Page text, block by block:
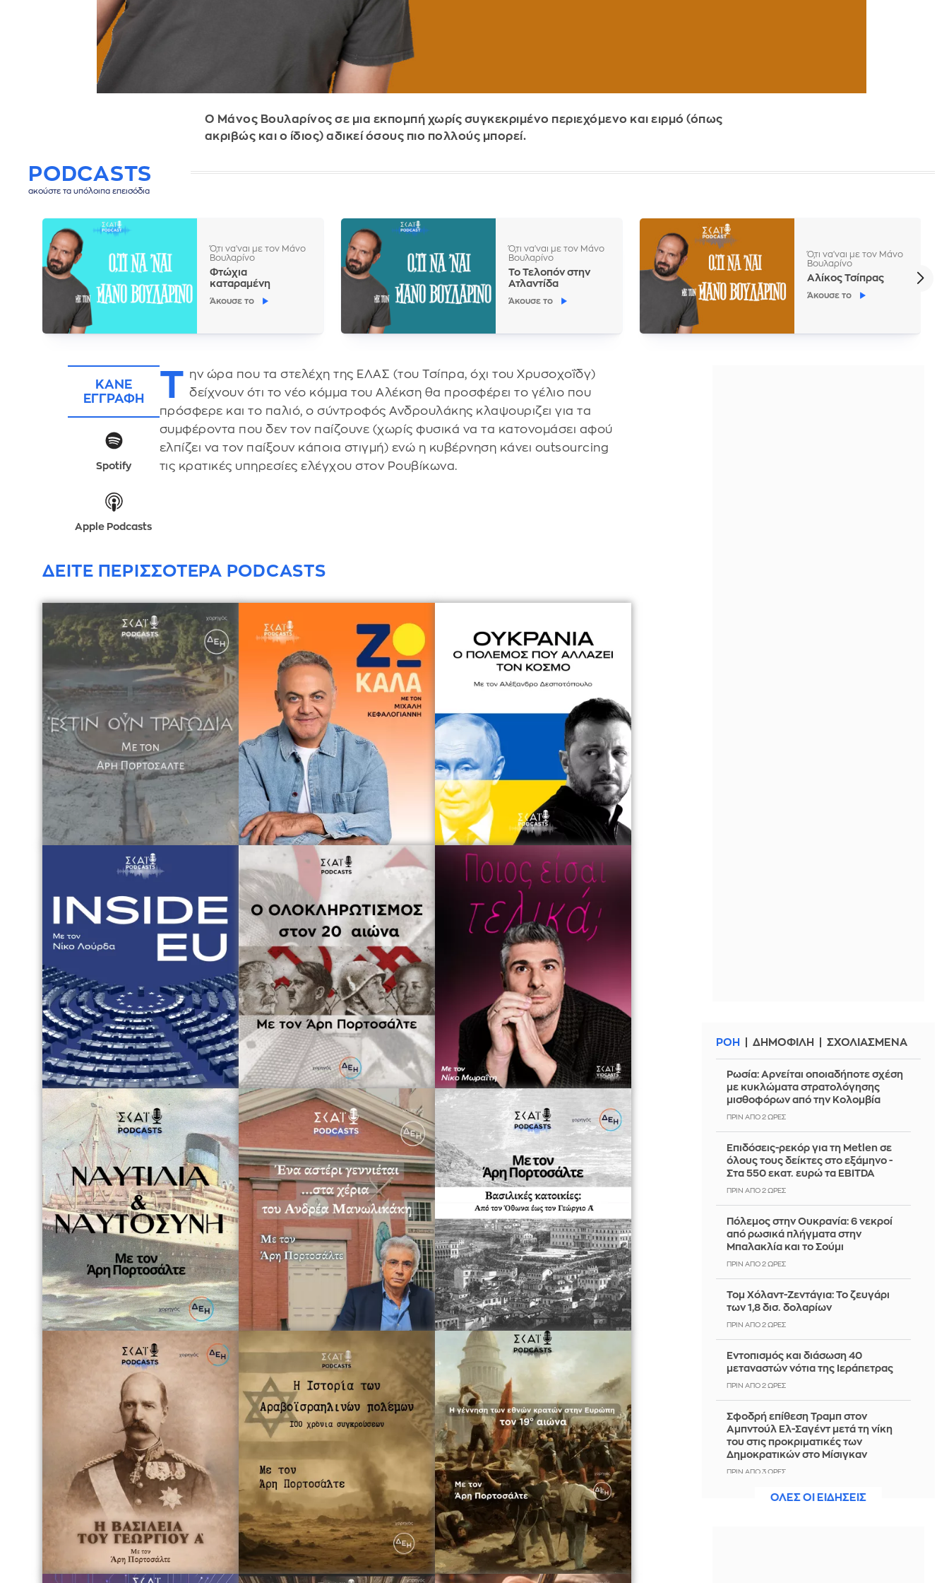
Ο Μάνος Βουλαρίνος σε μια εκπομπή χωρίς συγκεκριμένο περιεχόμενο και ειρμό (όπως
ακριβώς και ο ίδιος) αδικεί όσους πιο πολλούς μπορεί.
PODCASTS
ακούστε τα υπόλοιπα επεισόδια
Ό,τι να'ναι με τον Μάνο
Βουλαρίνο
Φτώχια
καταραμένη
Άκουσε το
Ό,τι να'ναι με τον Μάνο
Βουλαρίνο
Το Τελοπόν στην
Ατλαντίδα
Άκουσε το
Ό,τι να'ναι με τον Μάνο
Βουλαρίνο
Αλίκος Τσίπρας
Άκουσε το
ΚΑΝΕ
ΕΓΓΡΑΦΗ
Spotify
Apple Podcasts
Τ ην ώρα που τα στελέχη της ΕΛΑΣ (του Τσίπρα, όχι του Χρυσοχοΐδγ)
δείχνουν ότι το νέο κόμμα του Αλέκση θα προσφέρει το γέλιο που
πρόσφερε και το παλιό, ο σύντροφός Ανδρουλάκης κλαψουριζει για τα
συμφέροντα που δεν τον παίζουνε (χωρίς φυσικά να τα κατονομάσει αφού
ελπίζει να τον παίξουν κάποια στιγμή) ενώ η κυβέρνηση κάνει outsourcing
τις κρατικές υπηρεσίες ελέγχου στον Ρουβίκωνα.
ΔΕΙΤΕ ΠΕΡΙΣΣΟΤΕΡΑ PODCASTS
ΡΟΗ ΔΗΜΟΦΙΛΗ ΣΧΟΛΙΑΣΜΕΝΑ
Ρωσία: Αρνείται οποιαδήποτε σχέση
με κυκλώματα στρατολόγησης
μισθοφόρων από την Κολομβία
ΠΡΙΝ ΑΠΌ 2 ΏΡΕΣ
Επιδόσεις-ρεκόρ για τη Metlen σε
όλους τους δείκτες στο εξάμηνο -
Στα 550 εκατ. ευρώ τα EBITDA
ΠΡΙΝ ΑΠΌ 2 ΏΡΕΣ
Πόλεμος στην Ουκρανία: 6 νεκροί
από ρωσικά πλήγματα στην
Μπαλακλία και το Σούμι
ΠΡΙΝ ΑΠΌ 2 ΏΡΕΣ
Τομ Χόλαντ-Ζεντάγια: Το ζευγάρι
των 1,8 δισ. δολαρίων
ΠΡΙΝ ΑΠΌ 2 ΏΡΕΣ
Εντοπισμός και διάσωση 40
μεταναστών νότια της Ιεράπετρας
ΠΡΙΝ ΑΠΌ 2 ΏΡΕΣ
Σφοδρή επίθεση Τραμπ στον
Αμπντούλ Ελ-Σαγέντ μετά τη νίκη
του στις προκριματικές των
Δημοκρατικών στο Μίσιγκαν
ΠΡΙΝ ΑΠΌ 3 ΏΡΕΣ
Τι είναι ο κανόνας των 3 χρωμάτων, η
ΟΛΕΣ ΟΙ ΕΙΔΗΣΕΙΣ